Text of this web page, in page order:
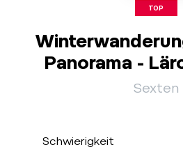
TOP
Panorama -
Sexten
Schwierigkeit